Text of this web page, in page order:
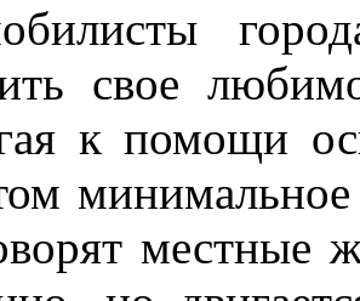
свое
к помощи
минимальное
местные